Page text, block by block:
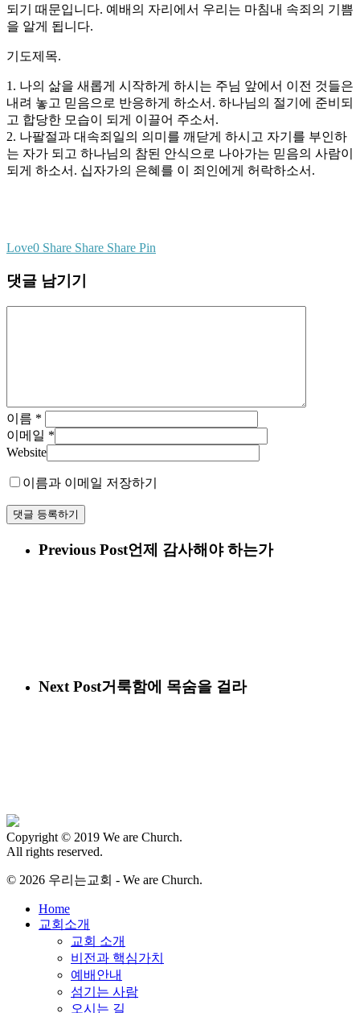
되기 때문입니다. 예배의 자리에서 우리는 마침내 속죄의 기쁨
을 알게 됩니다.
기도제목.
1. 나의 삶을 새롭게 시작하게 하시는 주님 앞에서 이전 것들은
내려 놓고 믿음으로 반응하게 하소서. 하나님의 절기에 준비되
고 합당한 모습이 되게 이끌어 주소서.
2. 나팔절과 대속죄일의 의미를 깨닫게 하시고 자기를 부인하
는 자가 되고 하나님의 참된 안식으로 나아가는 믿음의 사람이
되게 하소서. 십자가의 은혜를 이 죄인에게 허락하소서.
Love0 Share Share Share Pin
댓글 남기기
이름 *
이메일 *
Website
이름과 이메일 저장하기
Previous Post언제 감사해야 하는가
Next Post거룩함에 목숨을 걸라
Copyright © 2019 We are Church.
All rights reserved.
© 2026 우리는교회 - We are Church.
Close
Menu
Home
교회소개
교회 소개
비전과 핵심가치
예배안내
섬기는 사람
오시는 길